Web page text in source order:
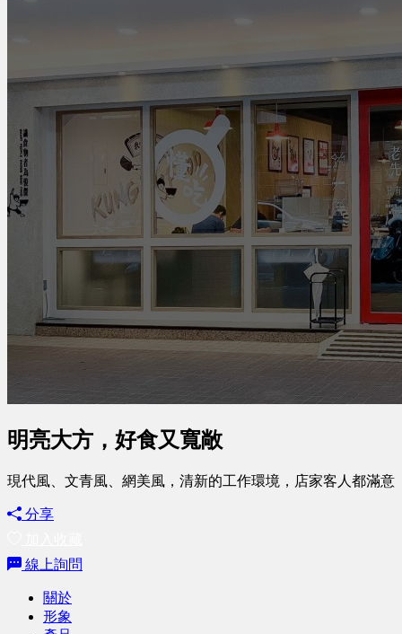
明亮大方，好食又寬敞
現代風、文青風、網美風，清新的工作環境，店家客人都滿意
分享
線上詢問
關於
形象